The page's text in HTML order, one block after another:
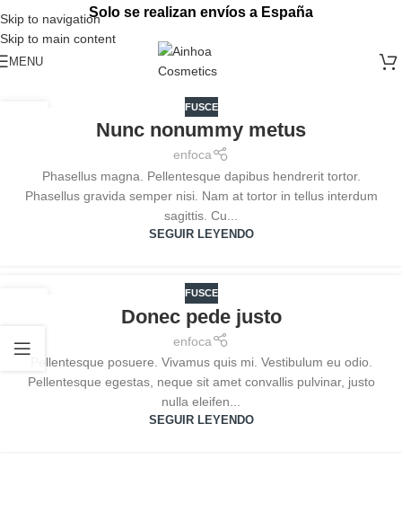
Skip to navigation
Skip to main content
Solo se realizan envíos a España
MENU
FUSCE
Nunc nonummy metus
enfoca
Phasellus magna. Pellentesque dapibus hendrerit tortor.
Phasellus gravida semper nisi. Nam at tortor in tellus interdum
sagittis. Cu...
SEGUIR LEYENDO
FUSCE
Donec pede justo
enfoca
Pellentesque posuere. Vivamus quis mi. Vestibulum eu odio.
Pellentesque egestas, neque sit amet convallis pulvinar, justo
nulla eleifen...
SEGUIR LEYENDO